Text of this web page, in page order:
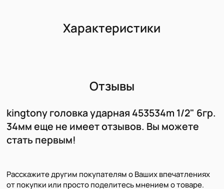
Характеристики
Отзывы
kingtony головка ударная 453534m 1/2" 6гр.
34мм еще не имеет отзывов. Вы можете
стать первым!
Расскажите другим покупателям о Ваших впечатлениях
от покупки или просто поделитесь мнением о товаре.